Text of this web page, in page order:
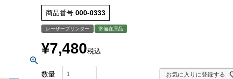
商品番号 000-0333
レーザープリンター 常備在庫品
¥7,480税込
お気に入りに登録する